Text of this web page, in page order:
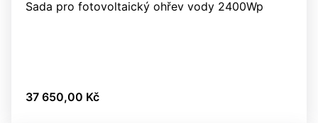
Sada pro fotovoltaický ohřev vody 2400Wp
37 650,00 Kč